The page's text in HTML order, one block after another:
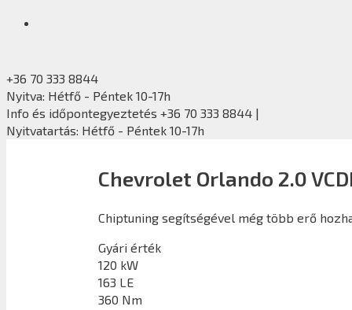
+36 70 333 8844
Nyitva: Hétfő - Péntek 10-17h
Info és időpontegyeztetés +36 70 333 8844 |
Nyitvatartás: Hétfő - Péntek 10-17h
Chevrolet Orlando 2.0
Chiptuning segítségével még több erő
Gyári érték
120 kW
163 LE
360 Nm